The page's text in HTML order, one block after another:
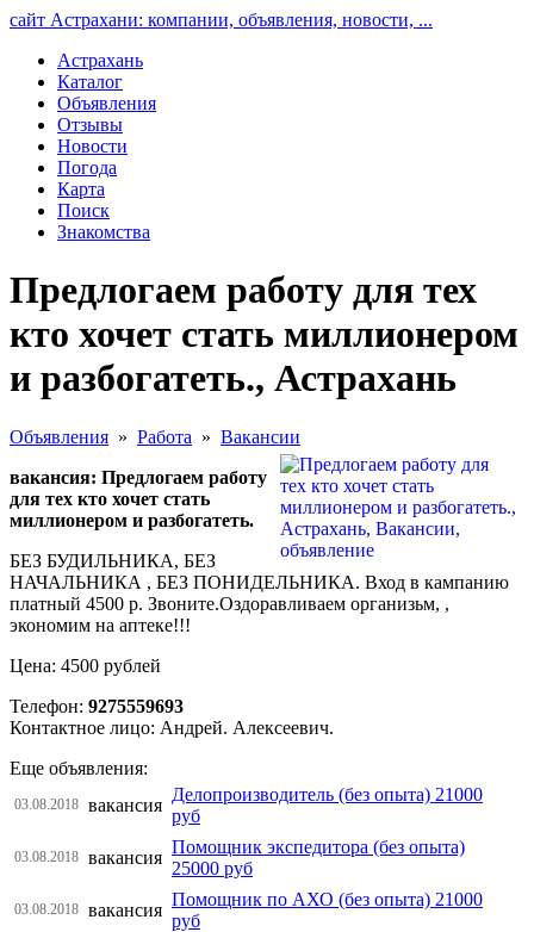
сайт Астрахани: компании, объявления, новости, ...
Астрахань
Каталог
Объявления
Отзывы
Новости
Погода
Карта
Поиск
Знакомства
Предлогаем работу для тех
кто хочет стать миллионером
и разбогатеть., Астрахань
Объявления » Работа » Вакансии
вакансия: Предлогаем работу
для тех кто хочет стать
миллионером и разбогатеть.
БЕЗ БУДИЛЬНИКА, БЕЗ
НАЧАЛЬНИКА , БЕЗ ПОНИДЕЛЬНИКА. Вход в кампанию
платный 4500 р. Звоните.Оздоравливаем организьм, ,
экономим на аптеке!!!
Цена: 4500 рублей
Телефон: 9275559693
Контактное лицо: Андрей. Алексеевич.
Еще объявления:
03.08.2018 вакансия
Делопроизводитель (без опыта) 21000
руб
03.08.2018 вакансия
Помощник экспедитора (без опыта)
25000 руб
03.08.2018 вакансия
Помощник по АХО (без опыта) 21000
руб